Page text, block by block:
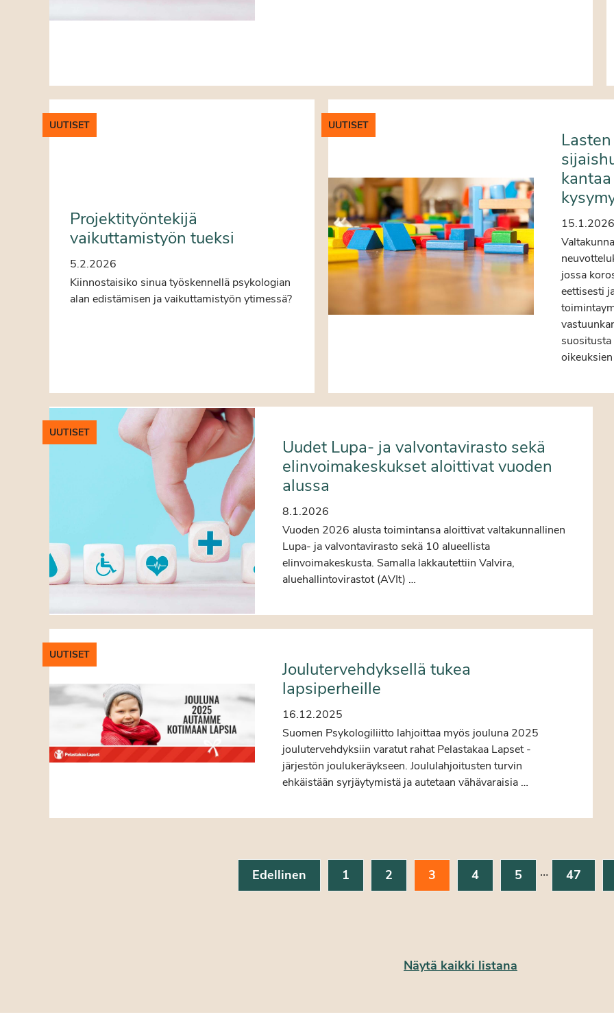
UUTISET
Projektityöntekijä
vaikuttamistyön tueksi
5.2.2026
Kiinnostaisiko sinua työskennellä psykologian
alan edistämisen ja vaikuttamistyön ytimessä?
UUTISET
15.1.2026
jossa
eettisesti
UUTISET
Uudet Lupa- ja valvontavirasto sekä
elinvoimakeskukset aloittivat vuoden
alussa
8.1.2026
Vuoden 2026 alusta toimintansa aloittivat valtakunnallinen
Lupa- ja valvontavirasto sekä 10 alueellista
elinvoimakeskusta. Samalla lakkautettiin Valvira,
aluehallintovirastot (AVIt) …
UUTISET
Joulutervehdyksellä tukea
lapsiperheille
16.12.2025
Suomen Psykologiliitto lahjoittaa myös jouluna 2025
joulutervehdyksiin varatut rahat Pelastakaa Lapset -
järjestön joulukeräykseen. Joululahjoitusten turvin
ehkäistään syrjäytymistä ja autetaan vähävaraisia …
Edellinen 1 2 3 4 5 … 47
Näytä kaikki listana